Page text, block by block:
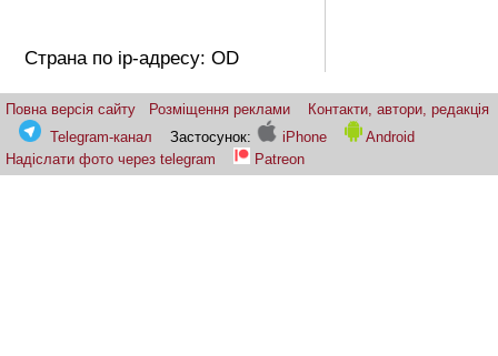
Страна по ip-адресу: OD
Повна версія сайту Розміщення реклами
Контакти, автори, редакція
Telegram-канал
Застосунок: iPhone
Android
Надіслати фото через telegram
Patreon